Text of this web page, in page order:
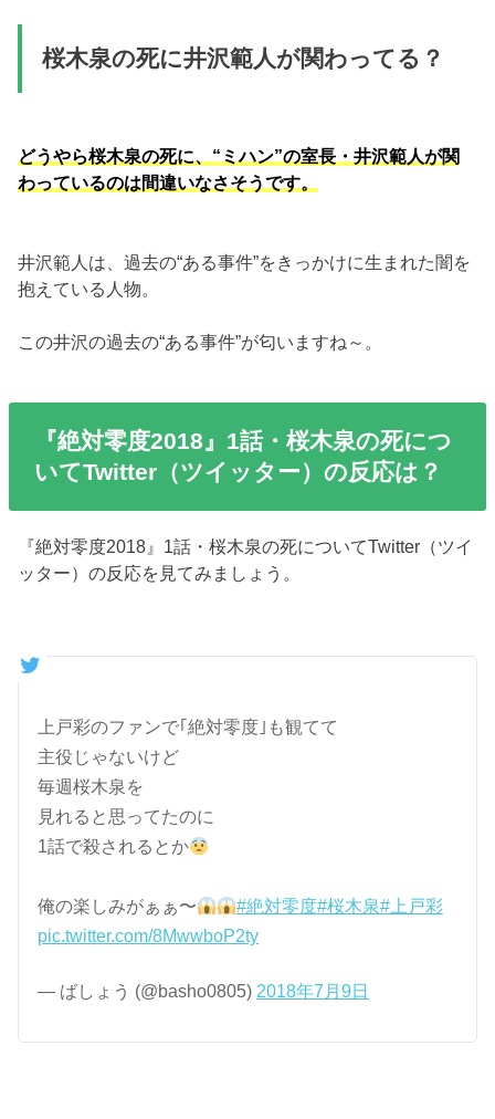
桜木泉の死に井沢範人が関わってる？
どうやら桜木泉の死に、“ミハン”の室長・井沢範人が関
わっているのは間違いなさそうです。
井沢範人は、過去の“ある事件”をきっかけに生まれた闇を
抱えている人物。
この井沢の過去の“ある事件”が匂いますね～。
『絶対零度2018』1話・桜木泉の死につ
いてTwitter（ツイッター）の反応は？
『絶対零度2018』1話・桜木泉の死についてTwitter（ツイ
ッター）の反応を見てみましょう。
上戸彩のファンで｢絶対零度｣も観てて
主役じゃないけど
毎週桜木泉を
見れると思ってたのに
1話で殺されるとか
俺の楽しみがぁぁ〜 #絶対零度#桜木泉#上戸彩
pic.twitter.com/8MwwboP2ty
— ばしょう (@basho0805) 2018年7月9日